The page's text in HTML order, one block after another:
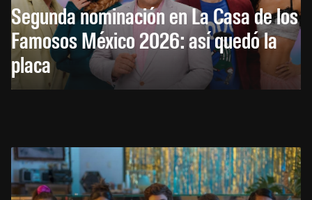
Segunda nominación en La Casa de los
Famosos México 2026: así quedó la
placa